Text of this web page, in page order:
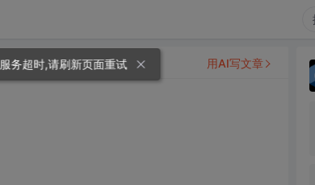
用AI写文章
服务超时,请刷新页面重试